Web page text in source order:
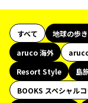
すべて 地球の歩
aruco 海外
Resort Style
島
BOOKS スペシャル